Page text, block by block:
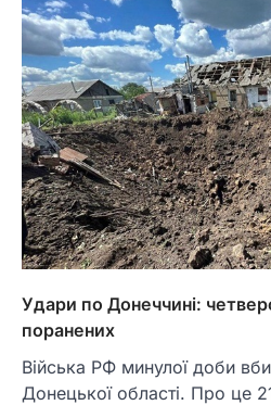
Удари по Донеччині:
поранених
Війська РФ минулої доби
Донецької області. Про це